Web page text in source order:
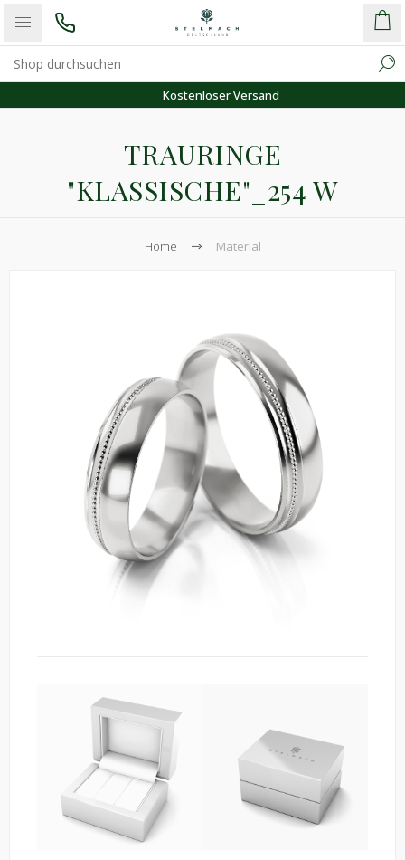
Kostenloser Versand
TRAURINGE
"KLASSISCHE"_254 W
Home Material